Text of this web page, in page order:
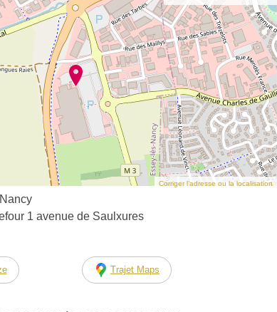
Corriger l’adresse ou la localisation
1 avenue de Saulxures
Trajet Maps